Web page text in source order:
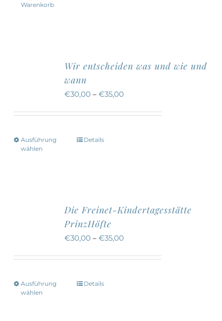
Warenkorb
Wir entscheiden was und wie und
wann
€30,00 –€35,00
Ausführung
wählen
Dieses
auf.
können
Details
Die Freinet-Kindertagesstätte
PrinzHöfte
€30,00 –€35,00
Ausführung
wählen
Dieses
Details